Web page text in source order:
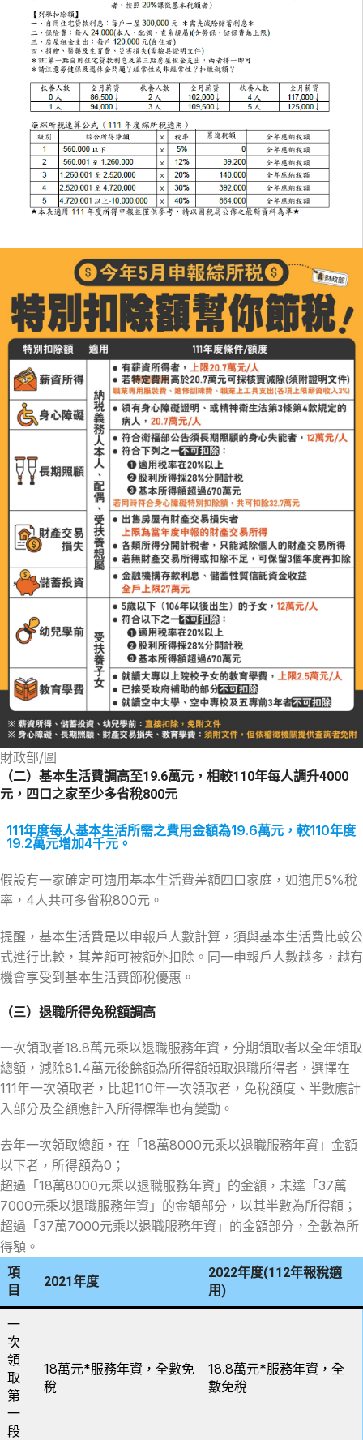
財政部/圖
（二）基本生活費調高至19.6萬元，相較110年每人調升4000
元，四口之家至少多省稅800元
111年度每人基本生活所需之費用金額為19.6萬元，較110年度
19.2萬元增加4千元。
假設有一家確定可適用基本生活費差額四口家庭，如適用5%稅
率，4人共可多省稅800元。
提醒，基本生活費是以申報戶人數計算，須與基本生活費比較公
式進行比較，其差額可被額外扣除。同一申報戶人數越多，越有
機會享受到基本生活費節稅優惠。
（三）退職所得免稅額調高
一次領取者18.8萬元乘以退職服務年資，分期領取者以全年領取
總額，減除81.4萬元後餘額為所得額領取退職所得者，選擇在
111年一次領取者，比起110年一次領取者，免稅額度、半數應計
入部分及全額應計入所得標準也有變動。
去年一次領取總額，在「18萬8000元乘以退職服務年資」金額
以下者，所得額為0；
超過「18萬8000元乘以退職服務年資」的金額，未達「37萬
7000元乘以退職服務年資」的金額部分，以其半數為所得額；
超過「37萬7000元乘以退職服務年資」的金額部分，全數為所
得額。
項
目
2021年度
2022年度(112年報稅適
用)
一
次
領
取
第
一
段
18萬元*服務年資，全數免
稅
18.8萬元*服務年資，全
數免稅